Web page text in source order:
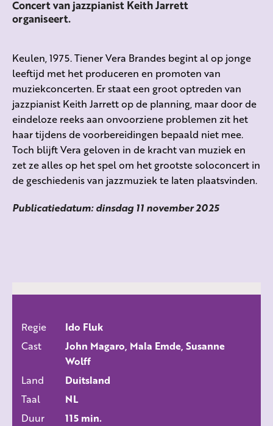
Concert van jazzpianist Keith Jarrett
organiseert.
Keulen, 1975. Tiener Vera Brandes begint al op jonge
leeftijd met het produceren en promoten van
muziekconcerten. Er staat een groot optreden van
jazzpianist Keith Jarrett op de planning, maar door de
eindeloze reeks aan onvoorziene problemen zit het
haar tijdens de voorbereidingen bepaald niet mee.
Toch blijft Vera geloven in de kracht van muziek en
zet ze alles op het spel om het grootste soloconcert in
de geschiedenis van jazzmuziek te laten plaatsvinden.
Publicatiedatum: dinsdag 11 november 2025
Regie
Ido Fluk
Cast
John Magaro, Mala Emde, Susanne
Wolff
Land
Duitsland
Taal
NL
Duur
115 min.